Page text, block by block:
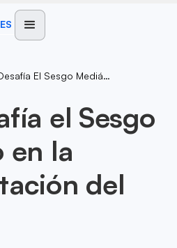
ES
ABIB Desafía El Sesgo Mediático En La Representación Del Bitcoin
el Sesgo
en la
del